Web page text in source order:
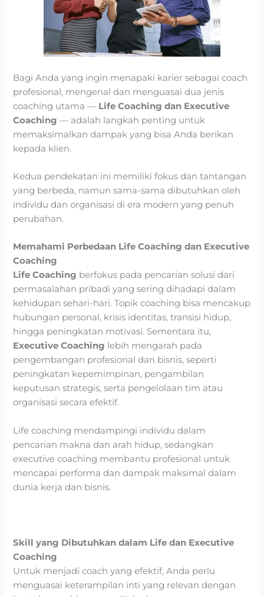
Bagi Anda yang ingin menapaki karier sebagai coach
profesional, mengenal dan menguasai dua jenis
coaching utama — Life Coaching dan Executive
Coaching — adalah langkah penting untuk
memaksimalkan dampak yang bisa Anda berikan
kepada klien.
Kedua pendekatan ini memiliki fokus dan tantangan
yang berbeda, namun sama-sama dibutuhkan oleh
individu dan organisasi di era modern yang penuh
perubahan.
Memahami Perbedaan Life Coaching dan Executive
Coaching
Life Coaching berfokus pada pencarian solusi dari
permasalahan pribadi yang sering dihadapi dalam
kehidupan sehari-hari. Topik coaching bisa mencakup
hubungan personal, krisis identitas, transisi hidup,
hingga peningkatan motivasi. Sementara itu,
Executive Coaching lebih mengarah pada
pengembangan profesional dan bisnis, seperti
peningkatan kepemimpinan, pengambilan
keputusan strategis, serta pengelolaan tim atau
organisasi secara efektif.
Life coaching mendampingi individu dalam
pencarian makna dan arah hidup, sedangkan
executive coaching membantu profesional untuk
mencapai performa dan dampak maksimal dalam
dunia kerja dan bisnis.
Skill yang Dibutuhkan dalam Life dan Executive
Coaching
Untuk menjadi coach yang efektif, Anda perlu
menguasai keterampilan inti yang relevan dengan